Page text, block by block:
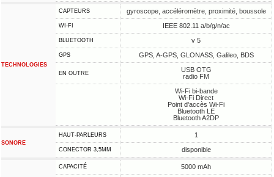
TECHNOLOGIES
CAPTEURS gyroscope, accéléromètre, proximité, boussole
WI-FI IEEE 802.11 a/b/g/n/ac
BLUETOOTH v 5
GPS GPS, A-GPS, GLONASS, Galileo, BDS
EN OUTRE
USB OTG
radio FM
Wi-Fi bi-bande
Wi-Fi Direct
Point d'accès Wi-Fi
Bluetooth LE
Bluetooth A2DP
SONORE
HAUT-PARLEURS 1
CONECTOR 3,5MM disponible
CAPACITÉ 5000 mAh